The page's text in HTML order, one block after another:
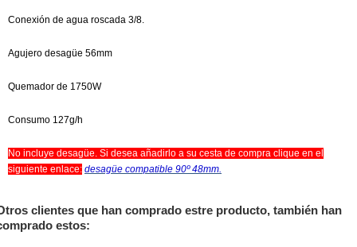
Conexión de agua roscada 3/8.
Agujero desagüe 56mm
Quemador de 1750W
Consumo 127g/h
No incluye desagüe. Si desea añadirlo a su cesta de compra clique en el
siguiente enlace: desagüe compatible 90º 48mm.
clientes que han comprado estre producto, también han
estos: